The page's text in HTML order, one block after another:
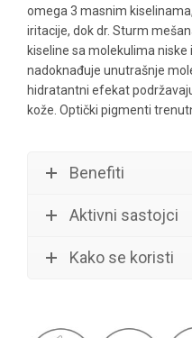
omega 3 masnim
iritacije, dok dr. Sturm
kiseline sa molekulima
nadoknađuje unutrašnje
hidratantni efekat
kože. Optički pigmenti
Benefiti
Aktivni sastojci
Kako se koristi